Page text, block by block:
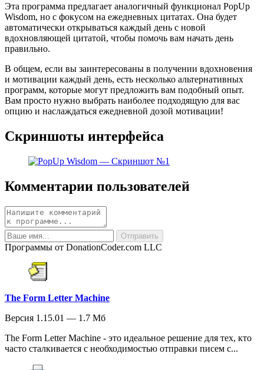
Эта программа предлагает аналогичный функционал PopUp
Wisdom, но с фокусом на ежедневных цитатах. Она будет
автоматически открываться каждый день с новой
вдохновляющей цитатой, чтобы помочь вам начать день
правильно.
В общем, если вы заинтересованы в получении вдохновения
и мотивации каждый день, есть несколько альтернативных
программ, которые могут предложить вам подобный опыт.
Вам просто нужно выбрать наиболее подходящую для вас
опцию и наслаждаться ежедневной дозой мотивации!
Скриншоты интерфейса
Комментарии пользователей
Программы от DonationCoder.com LLC
The Form Letter Machine
Версия 1.15.01 — 1.7 Мб
The Form Letter Machine - это идеальное решение для тех, кто
часто сталкивается с необходимостью отправки писем с...